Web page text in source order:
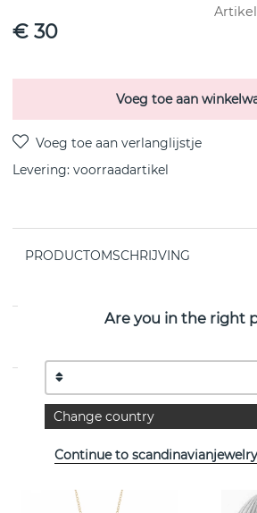
€ 30
Voeg toe aan
Levering: voorraadartikel
PRODUCTOMSCHRIJVING
Bekijk meer
Are you in the right
Change country
Continue to